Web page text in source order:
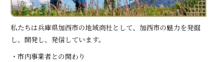
私たちは兵庫県加西市の地域商社として、加西市の魅力を発掘
し、開発し、発信しています。
・市内事業者との関わり